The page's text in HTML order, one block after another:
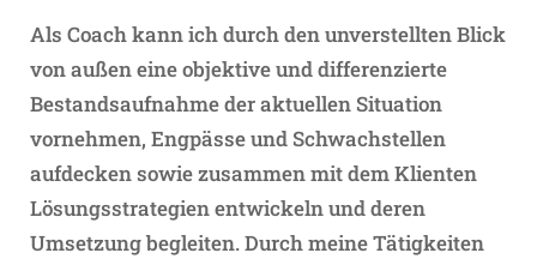
Als Coach kann ich durch den unverstellten Blick
von außen eine objektive und differenzierte
Bestandsaufnahme der aktuellen Situation
vornehmen, Engpässe und Schwachstellen
aufdecken sowie zusammen mit dem Klienten
Lösungsstrategien entwickeln und deren
Umsetzung begleiten.Durch meine Tätigkeiten